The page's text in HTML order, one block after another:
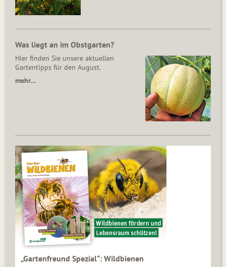
Was liegt an im Obstgarten?
Hier finden Sie unsere aktuellen
Gartentipps für den August.
mehr…
„Gartenfreund Spezial“: Wildbienen